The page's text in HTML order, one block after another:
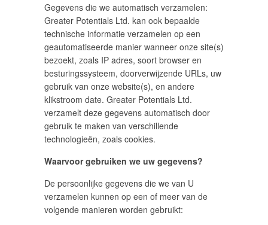
Gegevens die we automatisch verzamelen:
Greater Potentials Ltd. kan ook bepaalde
technische informatie verzamelen op een
geautomatiseerde manier wanneer onze site(s)
bezoekt, zoals IP adres, soort browser en
besturingssysteem, doorverwijzende URLs, uw
gebruik van onze website(s), en andere
klikstroom date. Greater Potentials Ltd.
verzamelt deze gegevens automatisch door
gebruik te maken van verschillende
technologieën, zoals cookies.
Waarvoor gebruiken we uw gegevens?
De persoonlijke gegevens die we van U
verzamelen kunnen op een of meer van de
volgende manieren worden gebruikt: